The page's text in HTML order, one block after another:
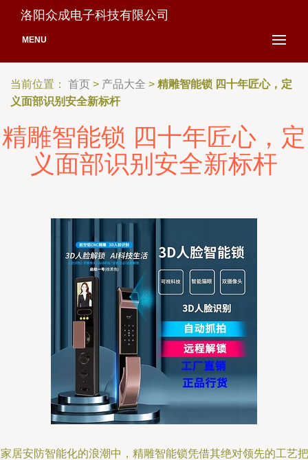
洛阳众成电子科技有限公司
MENU
当前位置： 首页 > 产品大全 > 精雕智能锁 四十年匠心，定
义面部识别安全新标杆
精雕智能锁 四十年匠心，定
义面部识别安全新标杆
居安防智能化的浪潮中，精雕智能锁凭借其绝对领先的工艺把